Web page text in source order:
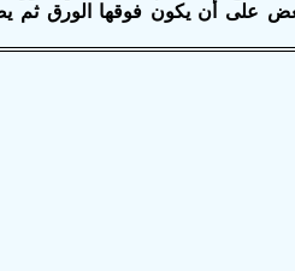
على أن يكون فوقها الورق ثم